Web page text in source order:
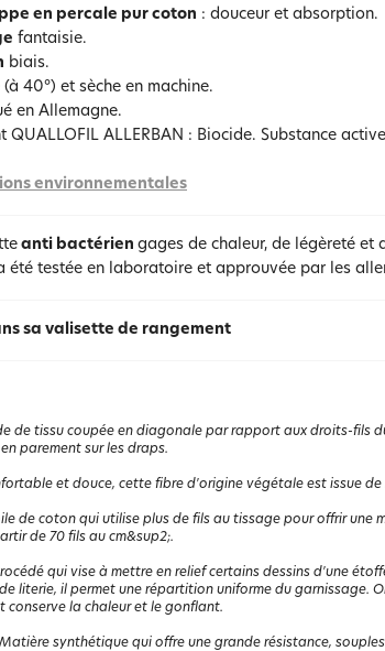
en percale pur coton : douceur et absorption.
fantaisie.
biais.
(à 40°) et sèche en machine.
en Allemagne.
QUALLOFIL ALLERBAN : Biocide. Substance
environnementales
anti bactérien gages de chaleur, de légèreté et
été testée en laboratoire et approuvée par les
sa valisette de rangement
de tissu coupée en diagonale par rapport aux droits-fils
parement sur les draps.
et douce, cette fibre d'origine végétale est issue
de coton qui utilise plus de fils au tissage pour offrir une
de 70 fils au cm&sup2;.
qui vise à mettre en relief certains dessins d'une
literie, il permet une répartition uniforme du garnissage.
conserve la chaleur et le gonflant.
Matière synthétique qui offre une grande résistance,